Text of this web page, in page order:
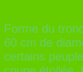
Forme du
60 cm de
certains